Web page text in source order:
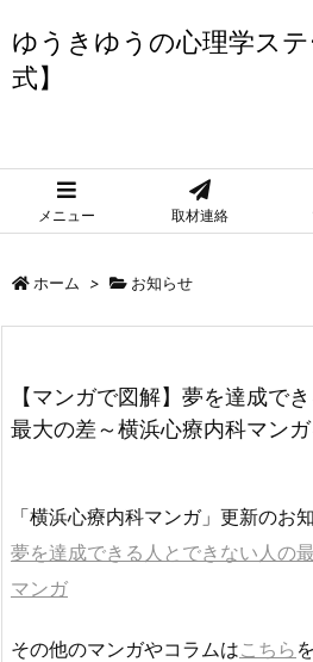
ゆうきゆうの心理学ス
式】
メニュー 取材連絡
ホーム > お知らせ
【マンガで図解】夢を達成で
最大の差～横浜心療内科マンガ
「横浜心療内科マンガ」更新のお
夢を達成できる人とできない人の
マンガ
その他のマンガやコラムはこちら